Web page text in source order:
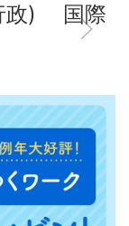
政) 国際